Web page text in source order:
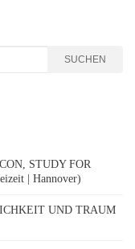
SUCHEN
STUDY FOR
| Hannover)
UND TRAUM